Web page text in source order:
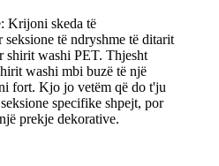
Krijoni skeda të
seksione të ndryshme të ditarit
shirit washi PET. Thjesht
washi mbi buzë të një
fort. Kjo jo vetëm që do t'ju
specifike shpejt, por
prekje dekorative.